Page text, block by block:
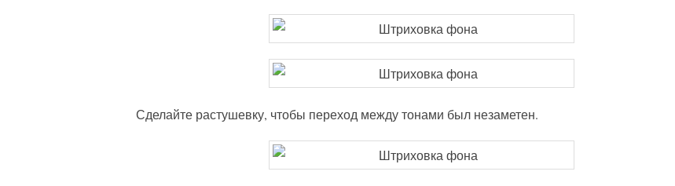
Сделайте растушевку, чтобы переход между тонами был незаметен.